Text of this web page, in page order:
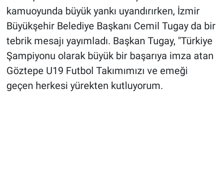
kamuoyunda büyük yankı uyandırırken, İzmir
Büyükşehir Belediye Başkanı Cemil Tugay da bir
tebrik mesajı yayımladı. Başkan Tugay, "Türkiye
Şampiyonu olarak büyük bir başarıya imza atan
Göztepe U19 Futbol Takımımızı ve emeği
geçen herkesi yürekten kutluyorum.